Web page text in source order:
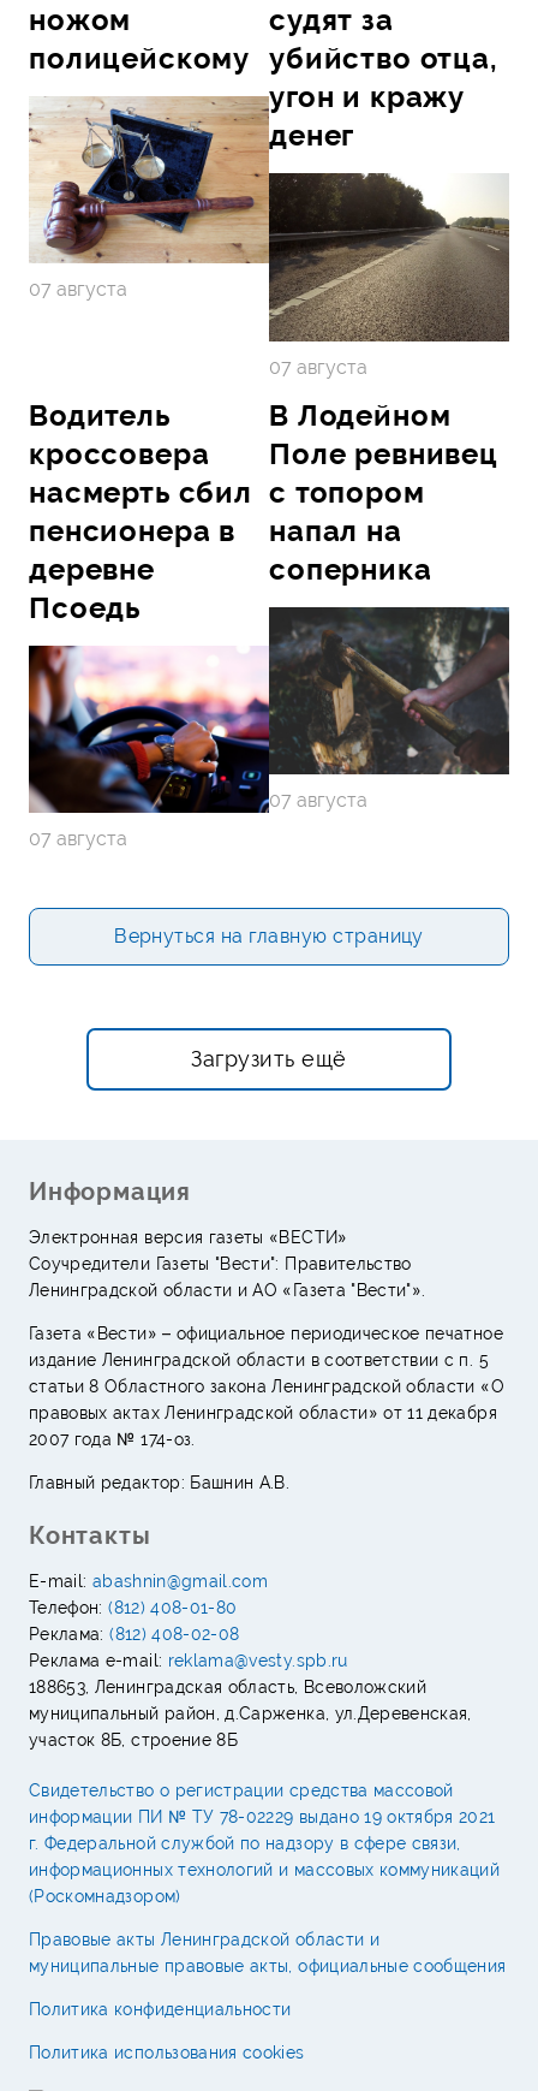
ножом
полицейскому
07 августа
судят за
убийство отца,
угон и кражу
денег
07 августа
Водитель
кроссовера
насмерть сбил
пенсионера в
деревне
Псоедь
07 августа
В Лодейном
Поле ревнивец
с топором
напал на
соперника
07 августа
Вернуться на главную страницу
Загрузить ещё
Информация
Электронная версия газеты «ВЕСТИ»
Соучредители Газеты "Вести": Правительство
Ленинградской области и АО «Газета "Вести"».
Газета «Вести» – официальное периодическое печатное
издание Ленинградской области в соответствии с п. 5
статьи 8 Областного закона Ленинградской области «О
правовых актах Ленинградской области» от 11 декабря
2007 года № 174-оз.
Главный редактор: Башнин А.В.
Контакты
E-mail: abashnin@gmail.com
Телефон:(812) 408-01-80
Реклама:(812) 408-02-08
Реклама e-mail: reklama@vesty.spb.ru
188653, Ленинградская область, Всеволожский
муниципальный район, д.Сарженка, ул.Деревенская,
участок 8Б, строение 8Б
Свидетельство о регистрации средства массовой
информации ПИ № ТУ 78-02229 выдано 19 октября 2021
г. Федеральной службой по надзору в сфере связи,
информационных технологий и массовых коммуникаций
(Роскомнадзором)
Правовые акты Ленинградской области и
муниципальные правовые акты, официальные сообщения
Политика конфиденциальности
Политика использования cookies